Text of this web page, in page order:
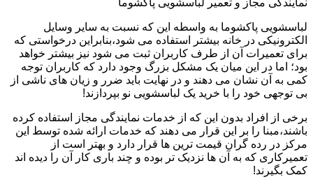
لباسشویی پاکشوما به واسطه این که نسبت به سایر وسایل
الکترونیکی در خانه بیشتر استفاده می شود،بنابراین درخواستی که
برای تعمیرات آن از طرف کاربران ثبت می شود نیز بیشتر خواهد
بود؛ اما در این میان یک مشکل بزرگ وجود دارد که کاربران توجه
کمی به آن نشان می دهند و در نهایت باید ضرر و زیان های ناشی از
بی توجهی خود را با خرید یک لباسشویی نو بپردازند!
برخی از افراد بدون این که از خدمات نمایندگی مجاز استفاده کرده
باشند،مبنا را بر این قرار می دهند که خدمات ارائه شده توسط این
مرکز در رده گران قیمت ترین ها قرار دارد و بهتر است از
تعمیرکاری که به آن ها نزدیک تر بوده و چند باری کار آن را دیده اند
کمک بگیرند!